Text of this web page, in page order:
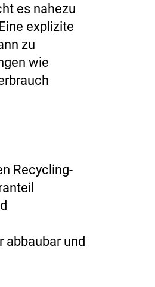
es nahezu
explizite
zu
wie
Recycling-
abbaubar und